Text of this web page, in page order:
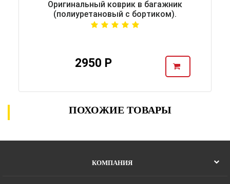
Оригинальный коврик в багажник
(полиуретановый с бортиком).
2950 Р
ПОХОЖИЕ ТОВАРЫ
КОМПАНИЯ